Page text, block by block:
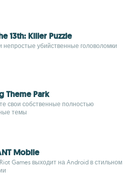
13th: Killer Puzzle
непростые убийственные головоломки
Theme Park
свои собственные полностью
темы
Mobile
Games выходит на Android в стильном